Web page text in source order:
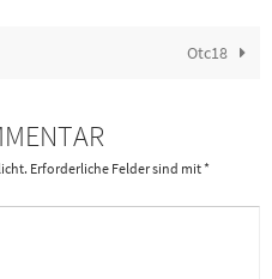
Otc18
Erforderliche Felder sind mit*